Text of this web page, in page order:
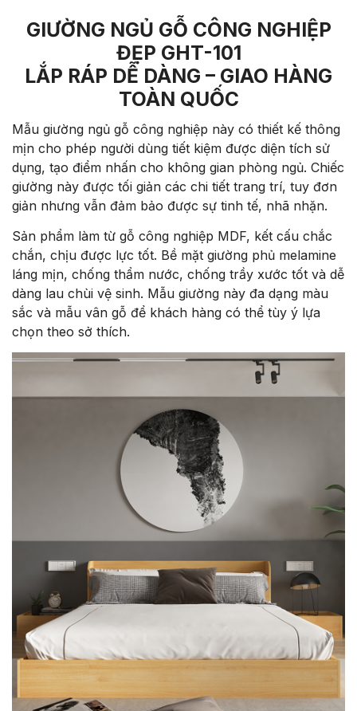
GIƯỜNG NGỦ GỖ CÔNG NGHIỆP
ĐẸP GHT-101
LẮP RÁP DỄ DÀNG – GIAO HÀNG
TOÀN QUỐC
Mẫu giường ngủ gỗ công nghiệp này có thiết kế thông
mịn cho phép người dùng tiết kiệm được diện tích sử
dụng, tạo điểm nhấn cho không gian phòng ngủ. Chiếc
giường này được tối giản các chi tiết trang trí, tuy đơn
giản nhưng vẫn đảm bảo được sự tinh tế, nhã nhặn.
Sản phẩm làm từ gỗ công nghiệp MDF, kết cấu chắc
chắn, chịu được lực tốt. Bề mặt giường phủ melamine
láng mịn, chống thẩm nước, chống trầy xước tốt và dễ
dàng lau chùi vệ sinh. Mẫu giường này đa dạng màu
sắc và mẫu vân gỗ để khách hàng có thể tùy ý lựa
chọn theo sở thích.